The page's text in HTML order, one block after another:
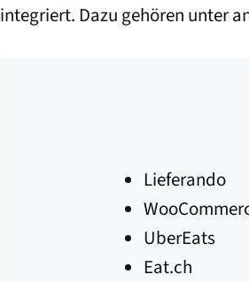
integriert. Dazu gehören unter
Lieferando
UberEats
Eat.ch